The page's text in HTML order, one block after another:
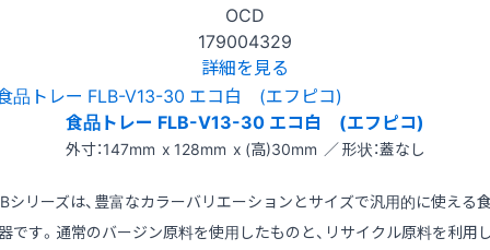
OCD
179004329
詳細を見る
食品トレー FLB-V13-30 エコ白 (エフピコ)
外寸：147mm x 128mm x (高)30mm ／ 形状：蓋なし
シリーズは、豊富なカラーバリエーションとサイズで汎用的に使える
です。通常のバージン原料を使用したものと、リサイクル原料を利用